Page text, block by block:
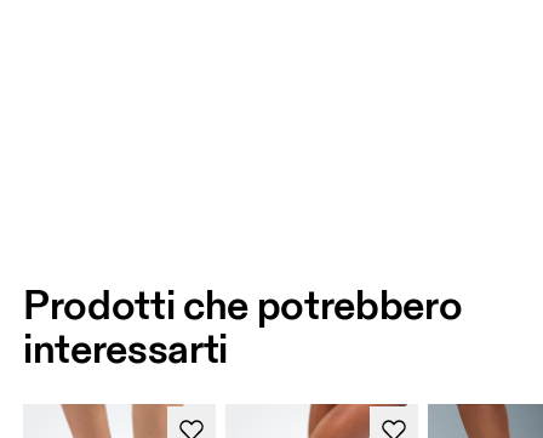
Prodotti che potrebbero
interessarti